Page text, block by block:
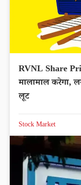
RVNL Share
मालामाल करेगा,
लूट
Stock Market